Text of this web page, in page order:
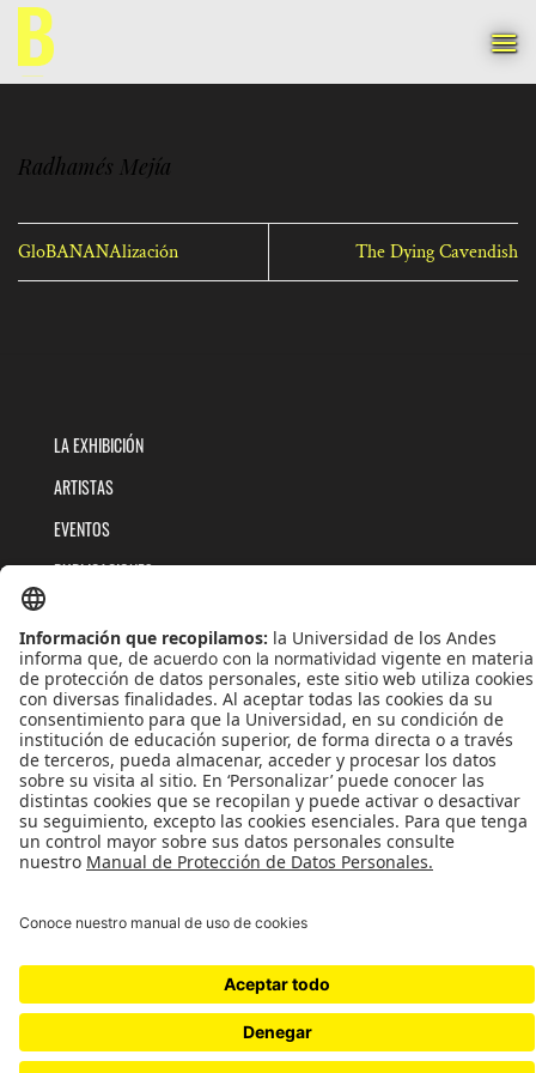
Saltar
contenido
Radhamés Mejía
GloBANANAlización The Dying Cavendish
LA EXHIBICIÓN
ARTISTAS
EVENTOS
PUBLICACIONES
POLÍTICAS DE TRATAMIENTOS DE DATOS
TÉRMINOS Y CONDICIONES
Reconocimiento como Universidad: Decreto 1297 del 30 de mayo de 1964.